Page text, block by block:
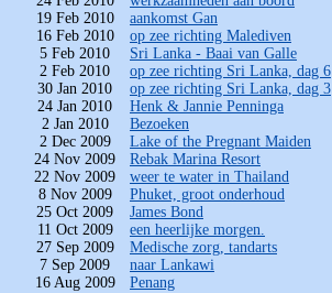
19 Feb 2010
aankomst Gan
16 Feb 2010
op zee richting Malediven
5 Feb 2010
Sri Lanka - Baai van Galle
2 Feb 2010
op zee richting Sri Lanka, dag 6
30 Jan 2010
op zee richting Sri Lanka, dag 3
24 Jan 2010
Henk & Jannie Penninga
2 Jan 2010
Bezoeken
2 Dec 2009
Lake of the Pregnant Maiden
24 Nov 2009
Rebak Marina Resort
22 Nov 2009
weer te water in Thailand
8 Nov 2009
Phuket, groot onderhoud
25 Oct 2009
James Bond
11 Oct 2009
een heerlijke morgen.
27 Sep 2009
Medische zorg, tandarts
7 Sep 2009
naar Lankawi
16 Aug 2009
Penang